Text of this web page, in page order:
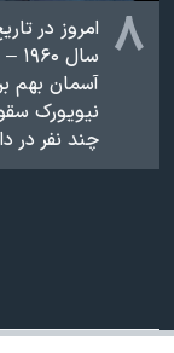
۸ امروز در
آسمان بهم
نیویورک
چند نفر در داخل